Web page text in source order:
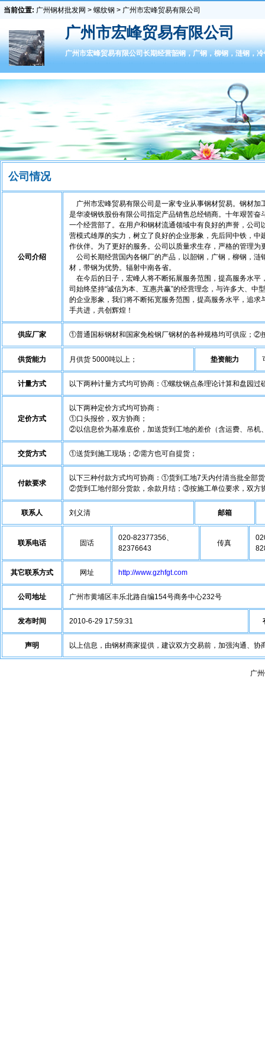
当前位置: 广州钢材批发网 > 螺纹钢 > 广州市宏峰贸易有限公司
广州市宏峰贸易有限公司
广州市宏峰贸易有限公司长期经营韶钢，广钢，柳钢，涟钢，
公司情况
公司介绍
广州市宏峰贸易有限公司是一家专业从事钢材贸易。钢材加
是华凌钢铁股份有限公司指定产品销售总经销商。十年艰苦
一个经营部了。在用户和钢材流通领域中有良好的声誉，公
营模式雄厚的实力，树立了良好的企业形象，先后同中铁，
作伙伴。为了更好的服务。公司以质量求生存，严格的管理为
公司长期经营国内各钢厂的产品，以韶钢，广钢，柳钢，涟
材，带钢为优势。辐射中南各省。
在今后的日子，宏峰人将不断拓展服务范围，提高服务水平
司始终坚持“诚信为本、互惠共赢”的经营理念，与许多大、中
的企业形象，我们将不断拓宽服务范围，提高服务水平，追
手共进，共创辉煌！
供应厂家 ①普通国标钢材和国家免检钢厂钢材的各种规格均可供应；②
供货能力 月供货 5000吨以上； 垫资能力
计量方式 以下两种计量方式均可协商：①螺纹钢点条理论计算和盘园
定价方式
以下两种定价方式均可协商：
①口头报价，双方协商；
②以信息价为基准底价，加送货到工地的差价（含运费、吊机
交货方式 ①送货到施工现场；②需方也可自提货；
付款要求
以下三种付款方式均可协商：①货到工地7天内付清当批全部
②货到工地付部分货款，余款月结；③按施工单位要求，双方
联系人 刘义清 邮箱
联系电话 固话
020-82377356、
82376643
传真
其它联系方式 网址 http://www.gzhfgt.com
公司地址 广州市黄埔区丰乐北路自编154号商务中心232号
发布时间 2010-6-29 17:59:31
声明 以上信息，由钢材商家提供，建议双方交易前，加强沟通、
广